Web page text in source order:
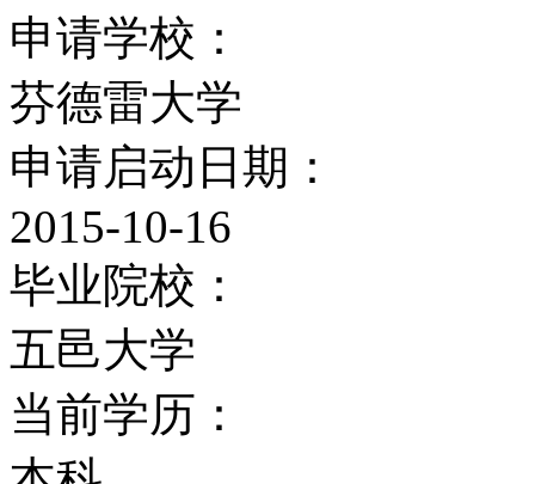
申请学校：
芬德雷大学
申请启动日期：
2015-10-16
毕业院校：
五邑大学
当前学历：